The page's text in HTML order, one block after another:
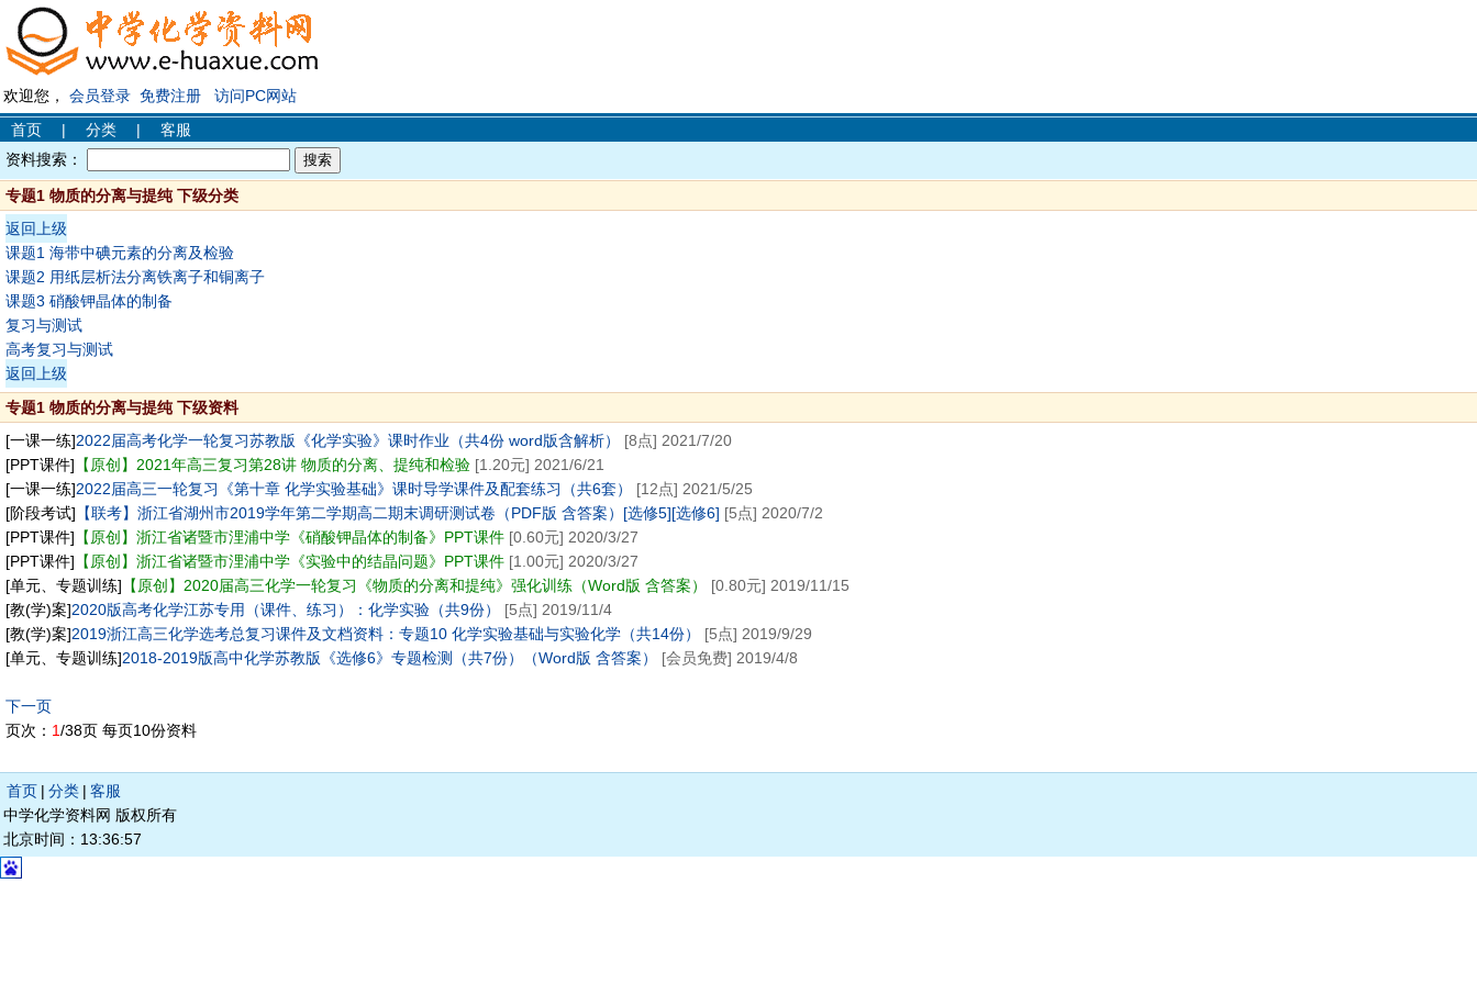
欢迎您， 会员登录 免费注册
访问PC网站
首页
| 分类 |
客服
资料搜索：
专题1 物质的分离与提纯 下级分类
返回上级
课题1 海带中碘元素的分离及检验
课题2 用纸层析法分离铁离子和铜离子
课题3 硝酸钾晶体的制备
复习与测试
高考复习与测试
返回上级
专题1 物质的分离与提纯 下级资料
[一课一练]2022届高考化学一轮复习苏教版《化学实验》课时作业（共4份 word版含解析）
[8点] 2021/7/20
[PPT课件] 【原创】2021年高三复习第28讲 物质的分离、提纯和检验 [1.20元] 2021/6/21
[一课一练]2022届高三一轮复习《第十章 化学实验基础》课时导学课件及配套练习（共6套）
[12点] 2021/5/25
[阶段考试] 【联考】浙江省湖州市2019学年第二学期高二期末调研测试卷（PDF版 含答案）[选修5][选修6] [5点] 2020/7/2
[PPT课件] 【原创】浙江省诸暨市浬浦中学《硝酸钾晶体的制备》PPT课件 [0.60元] 2020/3/27
[PPT课件] 【原创】浙江省诸暨市浬浦中学《实验中的结晶问题》PPT课件 [1.00元] 2020/3/27
[单元、专题训练] 【原创】2020届高三化学一轮复习《物质的分离和提纯》强化训练（Word版 含答案）
[0.80元] 2019/11/15
[教(学)案]2020版高考化学江苏专用（课件、练习）：化学实验（共9份）
[5点] 2019/11/4
[教(学)案]2019浙江高三化学选考总复习课件及文档资料：专题10 化学实验基础与实验化学（共14份）
[5点] 2019/9/29
[单元、专题训练]2018-2019版高中化学苏教版《选修6》专题检测（共7份）（Word版 含答案） [会员免费] 2019/4/8
下一页
页次： 1/38页 每页10份资料
首页 | 分类 | 客服
中学化学资料网 版权所有
北京时间：13:36:57